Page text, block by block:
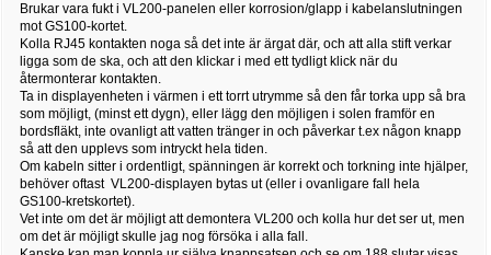
Brukar vara fukt i VL200-panelen eller korrosion/glapp i kabelanslutningen
mot GS100-kortet.
Kolla RJ45 kontakten noga så det inte är ärgat där, och att alla stift verkar
ligga som de ska, och att den klickar i med ett tydligt klick när du
återmonterar kontakten.
Ta in displayenheten i värmen i ett torrt utrymme så den får torka upp så bra
som möjligt, (minst ett dygn), eller lägg den möjligen i solen framför en
bordsfläkt, inte ovanligt att vatten tränger in och påverkar t.ex någon knapp
så att den upplevs som intryckt hela tiden.
Om kabeln sitter i ordentligt, spänningen är korrekt och torkning inte hjälper,
behöver oftast VL200-displayen bytas ut (eller i ovanligare fall hela
GS100-kretskortet).
Vet inte om det är möjligt att demontera VL200 och kolla hur det ser ut, men
om det är möjligt skulle jag nog försöka i alla fall.